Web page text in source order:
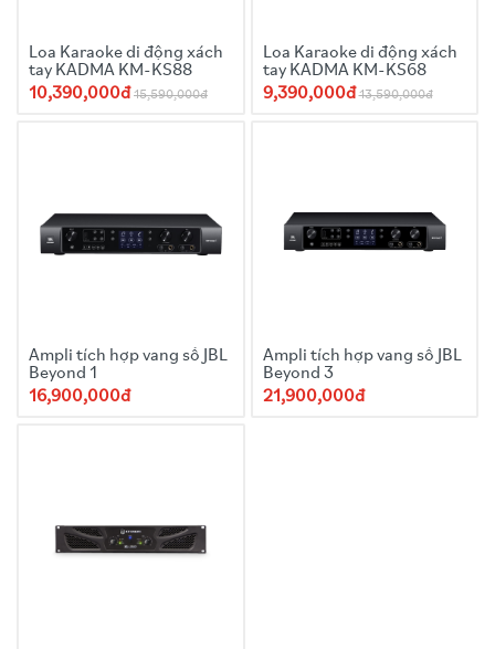
Loa Karaoke di động xách
tay KADMA KM-KS88
10,390,000đ 15,590,000đ
Loa Karaoke di động xách
tay KADMA KM-KS68
9,390,000đ 13,590,000đ
Ampli tích hợp vang số JBL
Beyond 1
16,900,000đ
Ampli tích hợp vang số JBL
Beyond 3
21,900,000đ